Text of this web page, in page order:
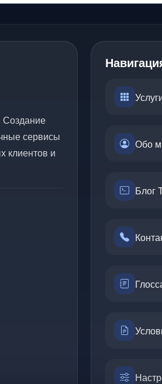
Создание
сервисы
клиентов и
Обо
Блог